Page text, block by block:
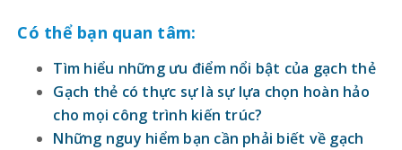
Có thể bạn quan tâm:
Tìm hiểu những ưu điểm nổi bật của gạch thẻ
Gạch thẻ có thực sự là sự lựa chọn hoàn hảo
cho mọi công trình kiến trúc?
Những nguy hiểm bạn cần phải biết về gạch